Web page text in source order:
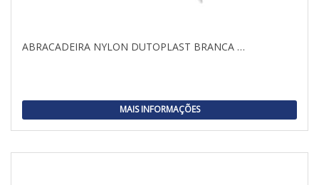
ABRACADEIRA NYLON DUTOPLAST BRANCA …
MAIS INFORMAÇÕES